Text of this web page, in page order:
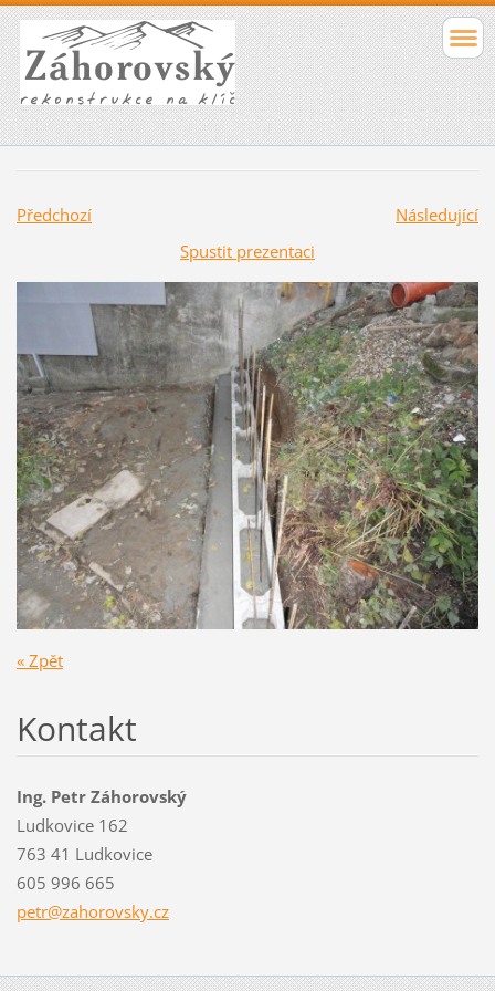
Předchozí
Následující
Spustit prezentaci
« Zpět
Kontakt
Ing. Petr Záhorovský
Ludkovice 162
763 41 Ludkovice
605 996 665
petr@zahorovsky.cz